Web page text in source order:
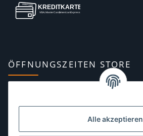
Alle akzeptieren
ÖFFNUNGSZEITEN STORE
10:00–13:00, 14:00–18:00 Uhr
Dienstag:10:00–13:00, 14:00–16:00 Uhr